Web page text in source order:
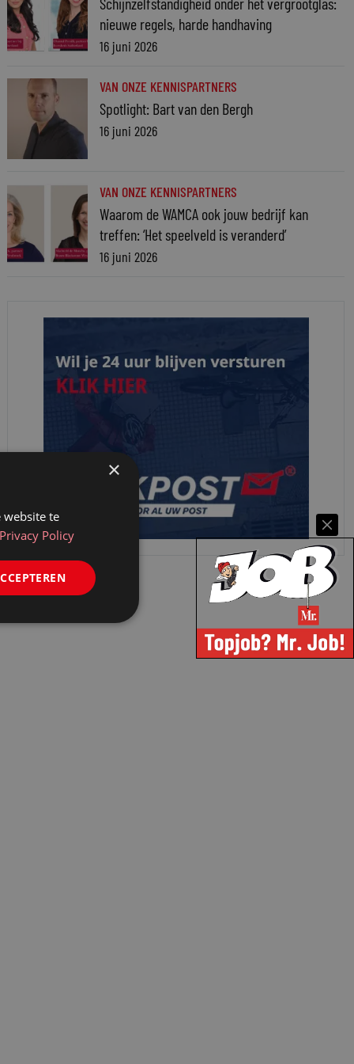
nieuwe regels, harde handhaving
16 juni 2026
VAN ONZE KENNISPARTNERS
Spotlight: Bart van den Bergh
16 juni 2026
VAN ONZE KENNISPARTNERS
Waarom de WAMCA ook jouw bedrijf kan
treffen: ‘Het speelveld is veranderd’
16 juni 2026
×
website te
Privacy Policy